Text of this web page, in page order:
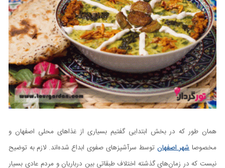
همان‌ طور که در بخش ابتدایی گفتیم بسیاری از غذاهای محلی اصفهان و
مخصوصاشهر اصفهان توسط سرآشپزهای صفوی ابداع شده‌اند. لازم به توضیح
نیست که در زمان‌های گذشته اختلاف طبقاتی بین درباریان و مردم عادی بسیار